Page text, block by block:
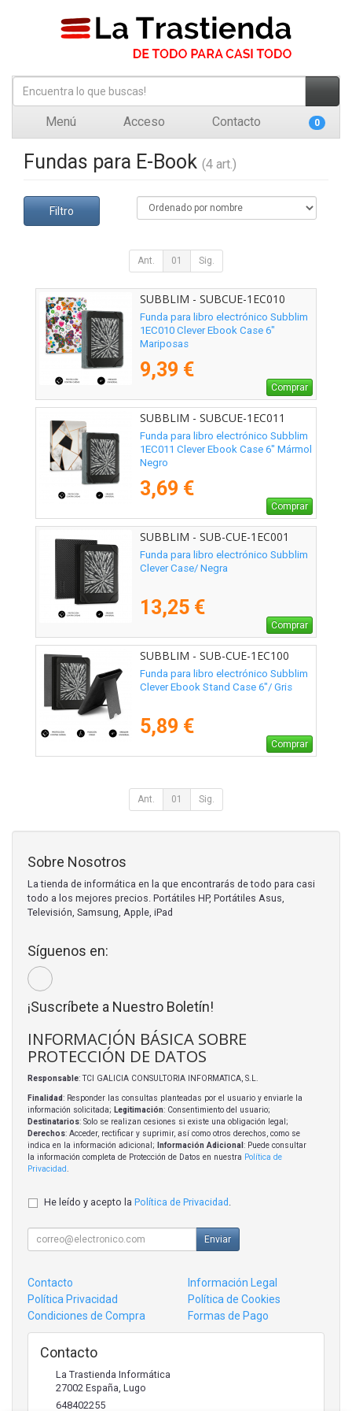
Menú Acceso Contacto 0
Fundas para E-Book (4 art.)
Filtro
Ant. 01 Sig.
SUBBLIM - SUBCUE-1EC010
Funda para libro electrónico Subblim
1EC010 Clever Ebook Case 6"
Mariposas
9,39 €
Comprar
SUBBLIM - SUBCUE-1EC011
Funda para libro electrónico Subblim
1EC011 Clever Ebook Case 6" Mármol
Negro
3,69 €
Comprar
SUBBLIM - SUB-CUE-1EC001
Funda para libro electrónico Subblim
Clever Case/ Negra
13,25 €
Comprar
SUBBLIM - SUB-CUE-1EC100
Funda para libro electrónico Subblim
Clever Ebook Stand Case 6"/ Gris
5,89 €
Comprar
Ant. 01 Sig.
Sobre Nosotros
La tienda de informática en la que encontrarás de todo para casi
todo a los mejores precios. Portátiles HP, Portátiles Asus,
Televisión, Samsung, Apple, iPad
Síguenos en:
¡Suscríbete a Nuestro Boletín!
INFORMACIÓN BÁSICA SOBRE
PROTECCIÓN DE DATOS
Responsable: TCI GALICIA CONSULTORIA INFORMATICA, S.L.
Finalidad: Responder las consultas planteadas por el usuario y enviarle la
información solicitada; Legitimación: Consentimiento del usuario;
Destinatarios: Solo se realizan cesiones si existe una obligación legal;
Derechos: Acceder, rectificar y suprimir, así como otros derechos, como se
indica en la información adicional;
Información Adicional : Puede consultar
la información completa de Protección de Datos en nuestra Política de
Privacidad
He leído y acepto la Política de Privacidad .
Enviar
Contacto
Información Legal
Política Privacidad
Política de Cookies
Condiciones de Compra
Formas de Pago
Contacto
La Trastienda Informática
27002 España, Lugo
648402255